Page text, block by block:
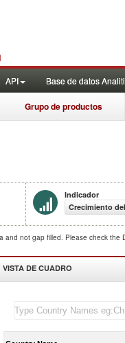
API Base de datos
Grupo de productos
Indicador
Crecimiento
and not gap filled. Please check the
VISTA DE CUADRO